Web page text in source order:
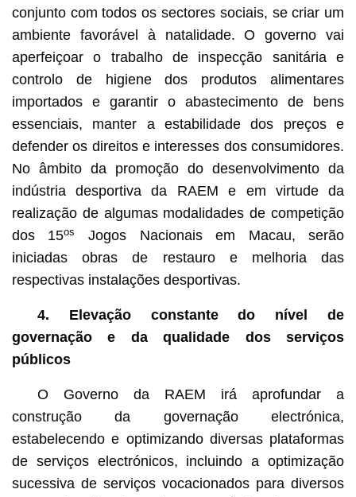
conjunto com todos os sectores sociais, se criar um
ambiente favorável à natalidade. O governo vai
aperfeiçoar o trabalho de inspecção sanitária e
controlo de higiene dos produtos alimentares
importados e garantir o abastecimento de bens
essenciais, manter a estabilidade dos preços e
defender os direitos e interesses dos consumidores.
No âmbito da promoção do desenvolvimento da
indústria desportiva da RAEM e em virtude da
realização de algumas modalidades de competição
dos 15os
Jogos Nacionais em Macau, serão
iniciadas obras de restauro e melhoria das
respectivas instalações desportivas.
4. Elevação constante do nível de
governação e da qualidade dos serviços
públicos
O Governo da RAEM irá aprofundar a
construção da governação electrónica,
estabelecendo e optimizando diversas plataformas
de serviços electrónicos, incluindo a optimização
sucessiva de serviços vocacionados para diversos